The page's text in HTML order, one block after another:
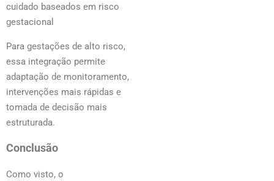
cuidado baseados em risco
gestacional
Para gestações de alto risco,
essa integração permite
adaptação de monitoramento,
intervenções mais rápidas e
tomada de decisão mais
estruturada.
Conclusão
Como visto, o